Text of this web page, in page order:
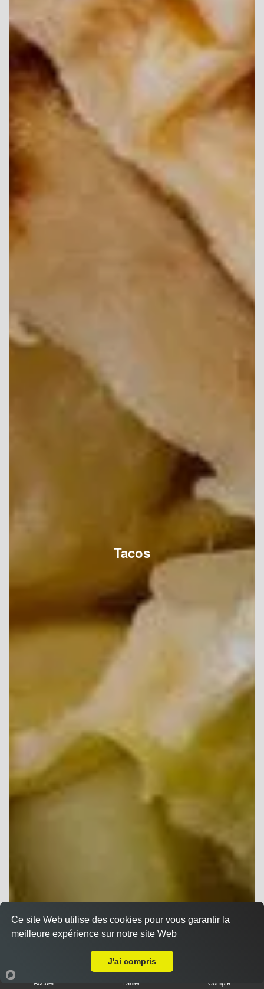
Tacos
Accueil Panier Compte
Ce site Web utilise des cookies pour vous garantir la
meilleure expérience sur notre site Web
J'ai compris